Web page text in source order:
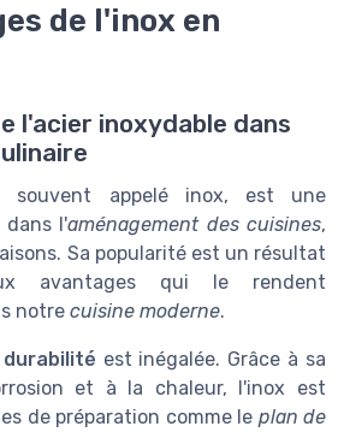
de l'inox en
l'acier inoxydable dans
souvent appelé inox, est une
dans l'aménagement des cuisines,
Sa popularité est un résultat
avantages qui le rendent
notre cuisine moderne.
durabilité est inégalée. Grâce à sa
et à la chaleur, l'inox est
de préparation comme le plan de